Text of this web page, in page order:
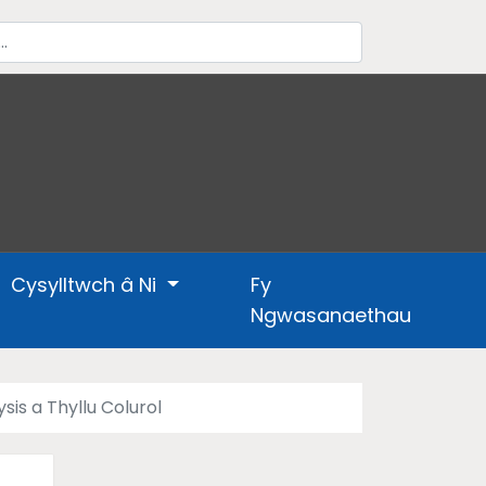
Cysylltwch â Ni
Fy
Ngwasanaethau
a Thyllu Colurol